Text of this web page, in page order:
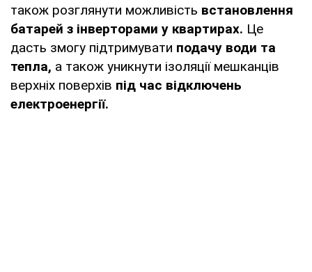
також розглянути можливість встановлення
батарей з інверторами у квартирах. Це
дасть змогу підтримувати подачу води та
тепла, а також уникнути ізоляції мешканців
верхніх поверхів під час відключень
електроенергії.